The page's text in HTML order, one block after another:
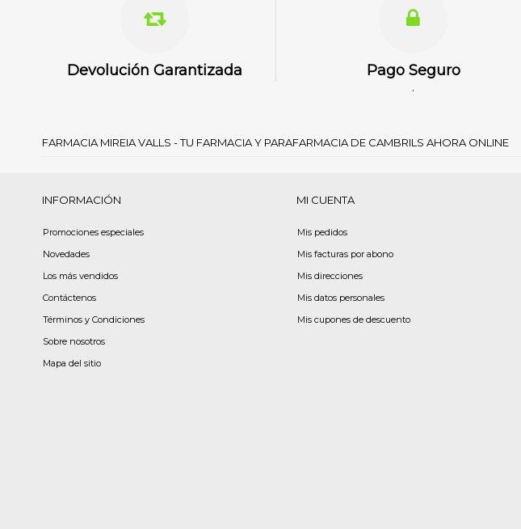
Devolución Garantizada Pago Seguro
.
FARMACIA MIREIA VALLS - TU FARMACIA Y PARAFARMACIA DE CAMBRILS AHORA ONLINE
INFORMACIÓN
Promociones especiales
Novedades
Los más vendidos
Contáctenos
Términos y Condiciones
Sobre nosotros
Mapa del sitio
MI CUENTA
Mis pedidos
Mis facturas por abono
Mis direcciones
Mis datos personales
Mis cupones de descuento